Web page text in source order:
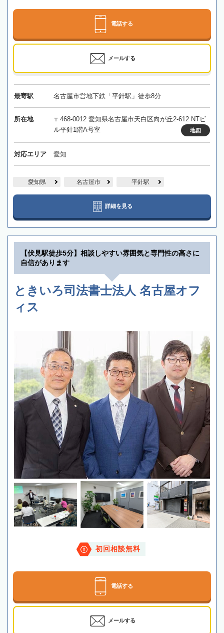
電話する
メールする
最寄駅 名古屋市営地下鉄「平針駅」徒歩8分
所在地
〒468-0012 愛知県名古屋市天白区向が丘2-612 NTビ
ル平針1階A号室
地図
対応エリア 愛知
愛知県 名古屋市 平針駅
詳細を見る
【伏見駅徒歩5分】相談しやすい雰囲気と専門性の高さに
自信があります
ときいろ司法書士法人 名古屋オフ
ィス
初回相談無料
電話する
メールする